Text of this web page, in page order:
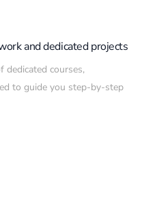
and dedicated projects
dedicated courses,
to guide you step-by-step